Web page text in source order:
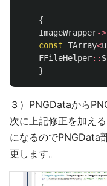
{
ImageWrapper->
const TArray<
FFileHelper::
}
３）PNGDataから
次に上記修正を加え
になるのでPNGData
更します。